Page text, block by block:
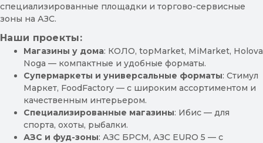
специализированные площадки и торгово-сервисные
зоны на АЗС.
Наши проекты:
Магазины у дома: КОЛО, topMarket, MiMarket, Holova
Noga — компактные и удобные форматы.
Супермаркеты и универсальные форматы: Стимул
Маркет, FoodFactory — с широким ассортиментом и
качественным интерьером.
Специализированные магазины: Ибис — для
спорта, охоты, рыбалки.
АЗС и фуд-зоны: АЗС БРСМ, АЗС EURO 5 — с